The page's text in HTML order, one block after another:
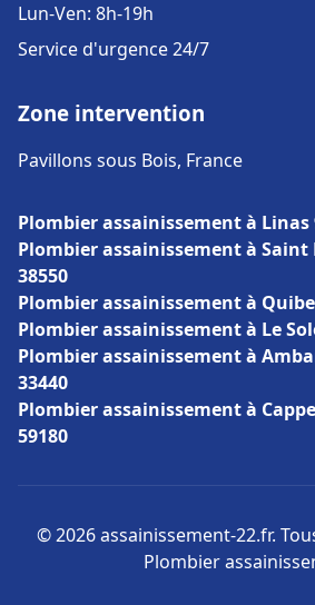
Lun-Ven: 8h-19h
Service d'urgence 24/7
Zone intervention
Pavillons sous Bois, France
Plombier assainissement à Linas
Plombier assainissement à Saint
38550
Plombier assainissement à
Plombier assainissement à Le
Plombier assainissement à
33440
Plombier assainissement à
59180
© 2026 assainissement-22.fr.
Plombier